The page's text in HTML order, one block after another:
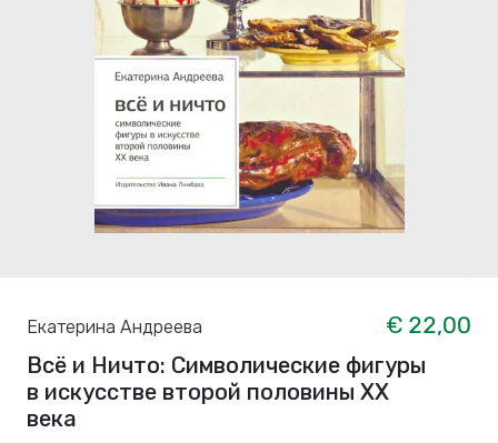
Екатерина Андреева
€ 22,00
Всё и Ничто: Символические фигуры
в искусстве второй половины XX
века